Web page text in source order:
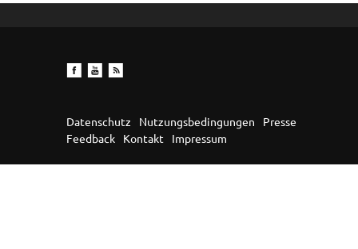
Datenschutz Nutzungsbedingungen
Presse
Feedback
Kontakt Impressum